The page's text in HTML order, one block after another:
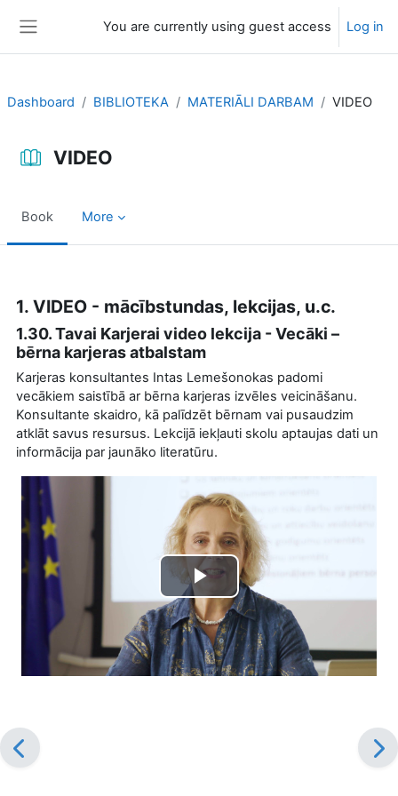
You are currently using guest access Log in
Dashboard BIBLIOTEKA MATERIĀLI DARBAM VIDEO
VIDEO
Book More
1. VIDEO - mācībstundas, lekcijas, u.c.
1.30. Tavai Karjerai video lekcija - Vecāki –
bērna karjeras atbalstam
Karjeras konsultantes Intas Lemešonokas padomi
vecākiem saistībā ar bērna karjeras izvēles veicināšanu.
Konsultante skaidro, kā palīdzēt bērnam vai pusaudzim
atklāt savus resursus. Lekcijā iekļauti skolu aptaujas dati un
informācija par jaunāko literatūru.
Play
Video